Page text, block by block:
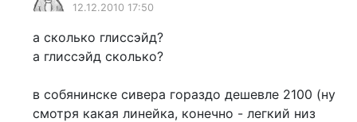
12.12.2010 17:50
а сколько глиссэйд?
а глиссэйд сколько?
в собянинске сивера гораздо дешевле 2100 (ну
смотря какая линейка, конечно - легкий низ